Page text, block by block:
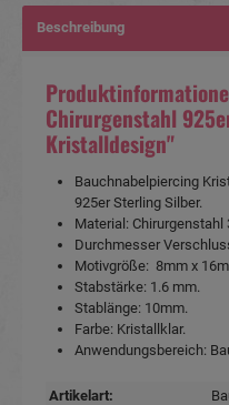
Beschreibung
Chirurgenstahl
Kristalldesign"
Bauchnabelpiercing
925er Sterling Silber.
Material: Chirurgenstahl
Durchmesser
Motivgröße: 8mm x
Stabstärke: 1.6 mm.
Stablänge: 10mm.
Farbe: Kristallklar.
Anwendungsbereich:
Artikelart: